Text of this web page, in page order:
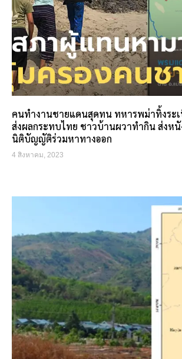
คนทำงานชายแดนสุดทน ทหารพม่าทิ้งระ
ส่งผลกระทบไทย ชาวบ้านผวาทำกิน ส่งหนั
นิติบัญญัติร่วมหาทางออก
4 สิงหาคม, 2023